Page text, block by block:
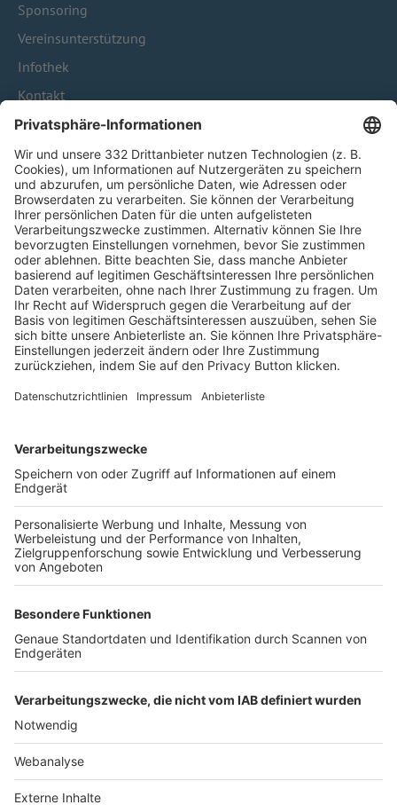
Sponsoring
Vereinsunterstützung
Infothek
Kontakt
HÄUFIG BESUCHTE SEITEN
Pässe und Vereinswechsel
Trainerausbildung
Schulungsangebot Vereinsmitarbeiter
BFV-Geschäftsstellen
Trainerbörse
Login SpielPlus
FOLGE DEM BFV
TOP-VEREINE
TOP-PARTNER
Nutzungsbedingungen Datenschutz Impressum